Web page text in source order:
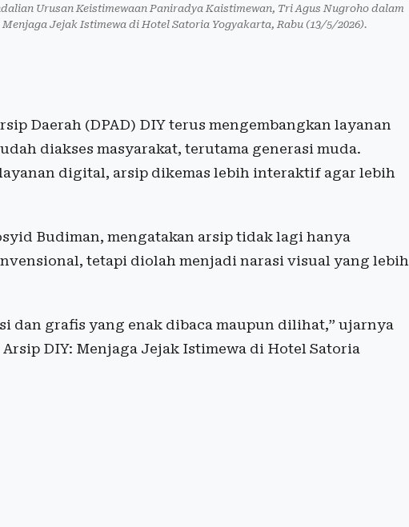
Urusan Keistimewaan Paniradya Kaistimewan, Tri Agus Nugroho dalam
Jejak Istimewa di Hotel Satoria Yogyakarta, Rabu (13/5/2026).
Daerah (DPAD) DIY terus mengembangkan layanan
diakses masyarakat, terutama generasi muda.
digital, arsip dikemas lebih interaktif agar lebih
Budiman, mengatakan arsip tidak lagi hanya
tetapi diolah menjadi narasi visual yang lebih
dan grafis yang enak dibaca maupun dilihat,” ujarnya
DIY: Menjaga Jejak Istimewa di Hotel Satoria